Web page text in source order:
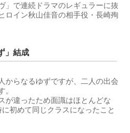
」で連続ドラマのレギュラーに抜
ロイン秋山佳音の相手役・長崎殉
」結成
からなるゆずですが、二人の出会
が違ったため面識はほとんどな
初めて同じクラスになったこと